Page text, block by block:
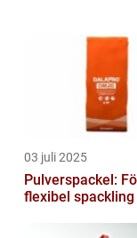
03 juli 2025
Pulverspackel:
flexibel spackling